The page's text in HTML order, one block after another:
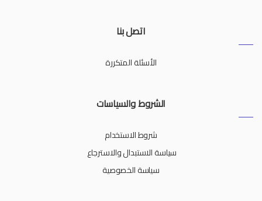
اتصل بنا
الأسئلة المتكررة
الشروط والسياسات
شروط الاستخدام
سياسة الاستبدال والاسترجاع
سياسة الخصوصية